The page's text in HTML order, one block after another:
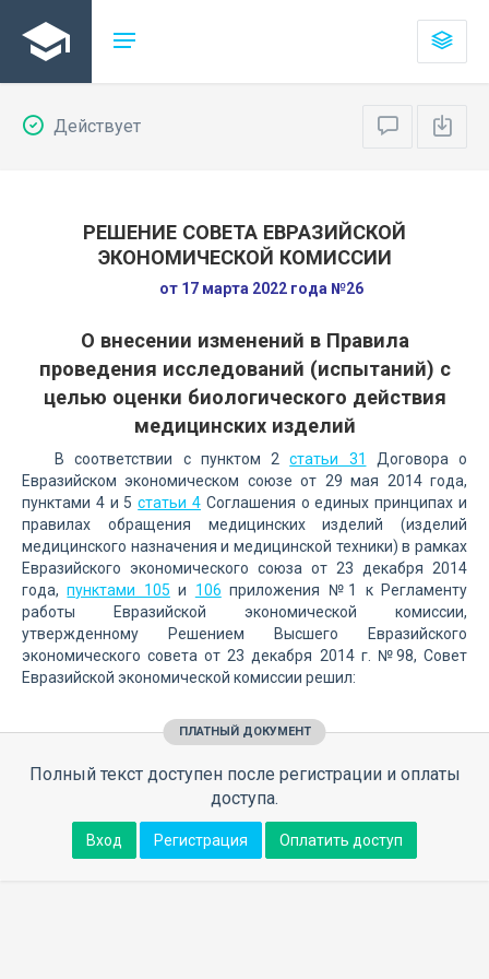
Действует
РЕШЕНИЕ СОВЕТА ЕВРАЗИЙСКОЙ
ЭКОНОМИЧЕСКОЙ КОМИССИИ
от 17 марта 2022 года №26
О внесении изменений в Правила
проведения исследований (испытаний) с
целью оценки биологического действия
медицинских изделий
В соответствии с пунктом 2статьи 31
Договора о
Евразийском экономическом союзе от 29 мая 2014 года,
пунктами 4 и 5статьи 4 Соглашения о единых принципах и
правилах обращения медицинских изделий (изделий
медицинского назначения и медицинской техники) в рамках
Евразийского экономического союза от 23 декабря 2014
года,пунктами 105 и 106 приложения №1 к Регламенту
работы Евразийской экономической комиссии,
утвержденному Решением Высшего Евразийского
экономического совета от 23 декабря 2014 г. №98, Совет
Евразийской экономической комиссии решил:
ПЛАТНЫЙ ДОКУМЕНТ
Полный текст доступен после регистрации и оплаты
доступа.
Вход Регистрация Оплатить доступ